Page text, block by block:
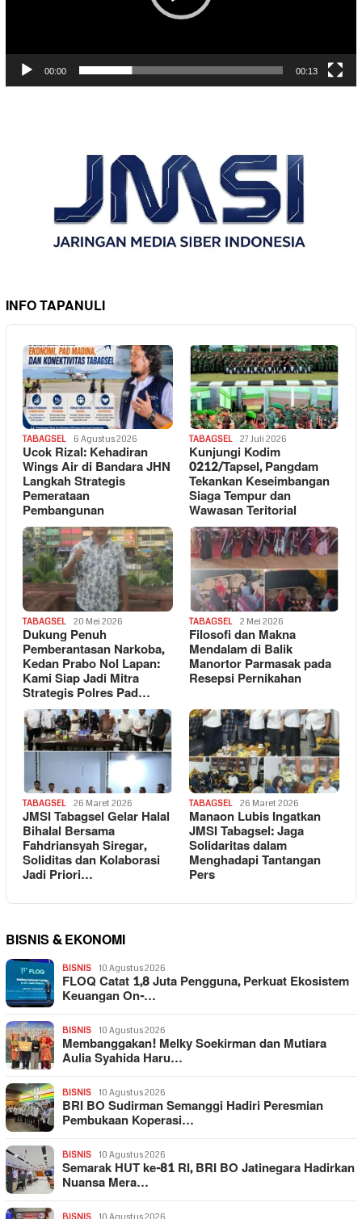
00:00 00:13
INFO TAPANULI
TABAGSEL 6 Agustus 2026
Ucok Rizal: Kehadiran
Wings Air di Bandara JHN
Langkah Strategis
Pemerataan
Pembangunan
TABAGSEL 27 Juli 2026
Kunjungi Kodim
0212/Tapsel, Pangdam
Tekankan Keseimbangan
Siaga Tempur dan
Wawasan Teritorial
TABAGSEL 20 Mei 2026
Dukung Penuh
Pemberantasan Narkoba,
Kedan Prabo Nol Lapan:
Kami Siap Jadi Mitra
Strategis Polres Pad…
TABAGSEL 2 Mei 2026
Filosofi dan Makna
Mendalam di Balik
Manortor Parmasak pada
Resepsi Pernikahan
TABAGSEL 26 Maret 2026
JMSI Tabagsel Gelar Halal
Bihalal Bersama
Fahdriansyah Siregar,
Soliditas dan Kolaborasi
Jadi Priori…
TABAGSEL 26 Maret 2026
Manaon Lubis Ingatkan
JMSI Tabagsel: Jaga
Solidaritas dalam
Menghadapi Tantangan
Pers
BISNIS & EKONOMI
BISNIS 10 Agustus 2026
FLOQ Catat 1,8 Juta Pengguna, Perkuat Ekosistem
Keuangan On-…
BISNIS 10 Agustus 2026
Membanggakan! Melky Soekirman dan Mutiara
Aulia Syahida Haru…
BISNIS 10 Agustus 2026
BRI BO Sudirman Semanggi Hadiri Peresmian
Pembukaan Koperasi…
BISNIS 10 Agustus 2026
Semarak HUT ke-81 RI, BRI BO Jatinegara Hadirkan
Nuansa Mera…